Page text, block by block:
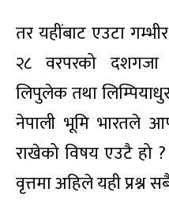
तर यहींबाट एउटा
२८ वरपरको दशगजा
लिपुलेक तथा
नेपाली भूमि भारतले
राखेको विषय एउटै हो
वृत्तमा अहिले यही प्रश्न